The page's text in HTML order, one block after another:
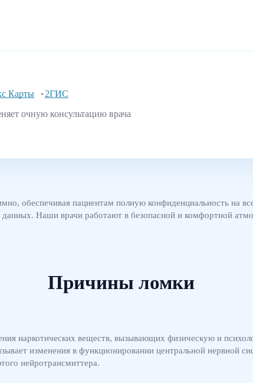
Карты
2ГИС
очную консультацию врача
обеспечивая пациентам полную конфиденциальность на
Наши врачи работают в безопасной и комфортной
Причины ломки
наркотических веществ, вызывающих физическую и
изменения в функционировании центральной нервной
нейротрансмиттера.